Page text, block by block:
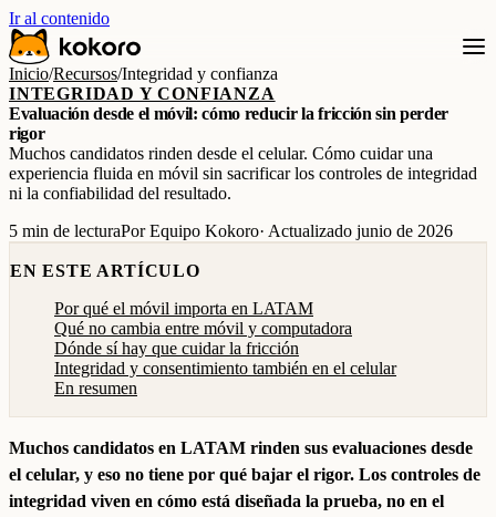
Ir al contenido
Inicio/Recursos/Integridad y confianza
INTEGRIDAD Y CONFIANZA
Evaluación desde el móvil: cómo reducir la fricción sin perder
rigor
Muchos candidatos rinden desde el celular. Cómo cuidar una
experiencia fluida en móvil sin sacrificar los controles de integridad
ni la confiabilidad del resultado.
5 min de lecturaPor Equipo Kokoro· Actualizado junio de 2026
EN ESTE ARTÍCULO
Por qué el móvil importa en LATAM
Qué no cambia entre móvil y computadora
Dónde sí hay que cuidar la fricción
Integridad y consentimiento también en el celular
En resumen
Muchos candidatos en LATAM rinden sus evaluaciones desde
el celular, y eso no tiene por qué bajar el rigor. Los controles de
integridad viven en cómo está diseñada la prueba, no en el